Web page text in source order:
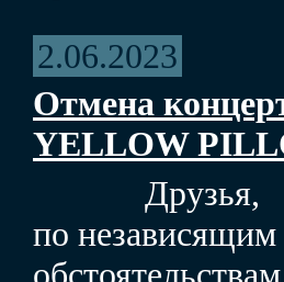
2.06.2023
Отмена
YELLOW
Друзья,
по независящим